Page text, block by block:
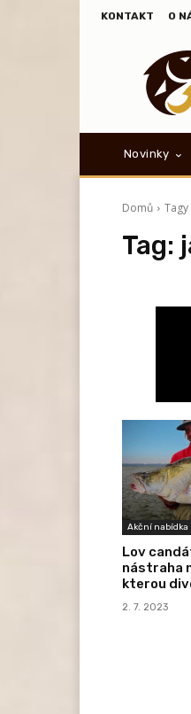
KONTAKT O
Novinky
Domů Tagy
Tag:
Akční nabídka
Lov
nástraha
kterou
2. 7. 2023